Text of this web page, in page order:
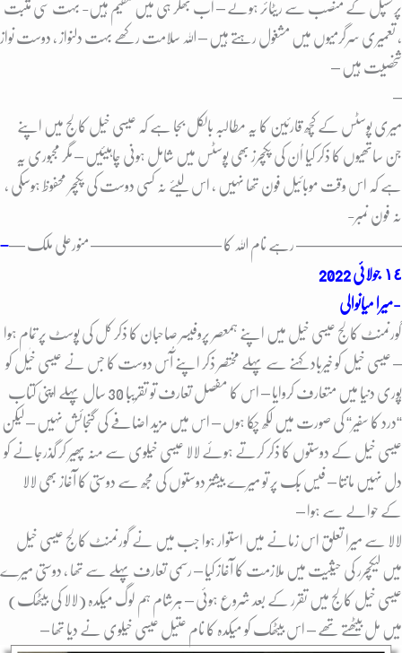
پرنسپل کے منصب سے ریٹائر ہوئے – اب بھکر ہی میں مقیم ہیں- بہت سی مثبت
، تعمیری سرگرمیوں میں مشغول رہتے ہیں – اللہ سلامت رکھے بہت دلنواز ، دوست نواز
شخصیت ہیں –
–
میری پوسٹس کے کُچھ قارئین کا یہ مطالبہ بالکل بجا ہے کہ عیسی خیل کالج میں اپنے
جن ساتھیوں کا ذکر کیا اُن کی پکچرز بھی پوسٹس میں شامل ہونی چاہیئیں – مگر مجبوری یہ
ہے کہ اس وقت موبائیل فون تھا نہیں ، اس لیئے نہ کسی دوست کی پکچر محفوظ ہوسکی ،
نہ فون نمبر-
——————– رہے نام اللہ کا ——————–—– منورعلی ملک —–
١٤ جولائی 2022
میرا میانوالی-
گورنمنٹ کالج عیسی خیل میں اپنے ہمعصر پروفیسر صاحبان کا ذکر کل کی پوسٹ پر تمام ہوا
– عیسی خیل کو خیرباد کہنے سے پہلے مختصر ذکر اپنے آُس دوست کا جس نے عیسی خٰیل کو
پُوری دنیا میں متعارف کروایا – اس کا مفصل تعارف تو تقریبا 30 سال پہلے اپنی کتاب
“درد کا سفیر“ کی صورت میں لکھ چکا ہوں – اس میں مزید اضافے کی گنجائش نہیں – لیکن
عیسی خیل کے دوستوں کا ذکر کرتے ہوئے لالا عیسی خیلوی سے منہ پھیر کر گذرجانے کو
دل نہیں مانتا – فیس بُک پر تو میرے بیشتر دوستوں کی مجھ سے دوستی کا آغاز بھی لالا
کے حوالے سے ہوا –
لالا سے میرا تعلق اس زمانے میں استوار ہوا جب میں نے گورنمنٹ کالج عیسی خیل
میں لیکچرر کی حیثیت میں ملازمت کا آغاز کیا – رسمی تعارف پہلے سے تھا ، دوستی میرے
عیسی خیل کالج میں تقرر کے بعد شروع ہوئی – ہرشام ہم لوگ میکدہ (لالا کی بیٹھک)
میں مل بیٹھتے تھے – اس بیٹھک کو میکدہ کا نام عتیل عیسی خیلوی نے دیا تھا –